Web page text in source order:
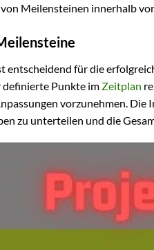
Meilensteinen innerhalb
entscheidend für die
definierte Punkte im Zeitplan
vorzunehmen.
zu unterteilen und die